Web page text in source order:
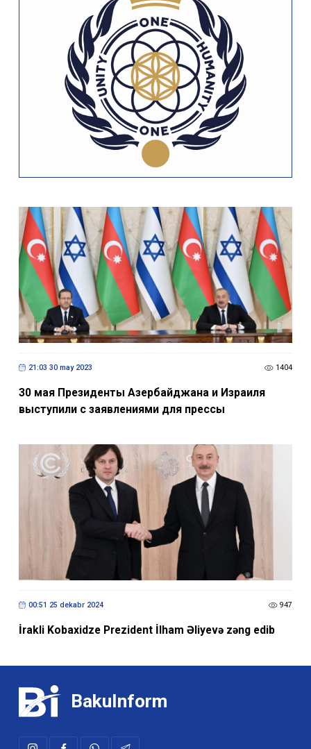
21:03 30 may 2023 1404
30 мая Президенты Азербайджана и Израиля
выступили с заявлениями для прессы
00:51 25 dekabr 2024 947
İrakli Kobaxidze Prezident İlham Əliyevə zəng edib
BakuInform